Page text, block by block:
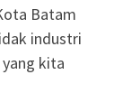
Batam
industri
kita